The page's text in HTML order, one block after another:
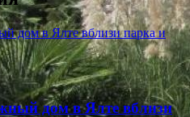
дом в Ялте вблизи